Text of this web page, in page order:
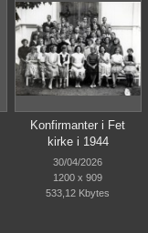
Konfirmanter i Fet
kirke i 1944
30/04/2026
1200 x 909
533,12 Kbytes